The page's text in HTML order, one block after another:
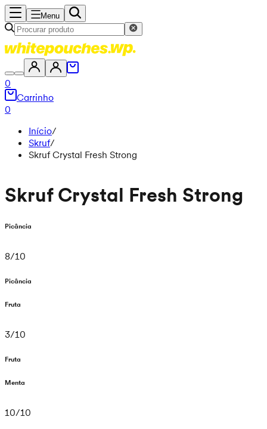
Menu
0
Carrinho
0
Início/
Skruf/
Skruf Crystal Fresh Strong
Skruf Crystal Fresh Strong
Picância
8/10
Picância
Fruta
3/10
Fruta
Menta
10/10